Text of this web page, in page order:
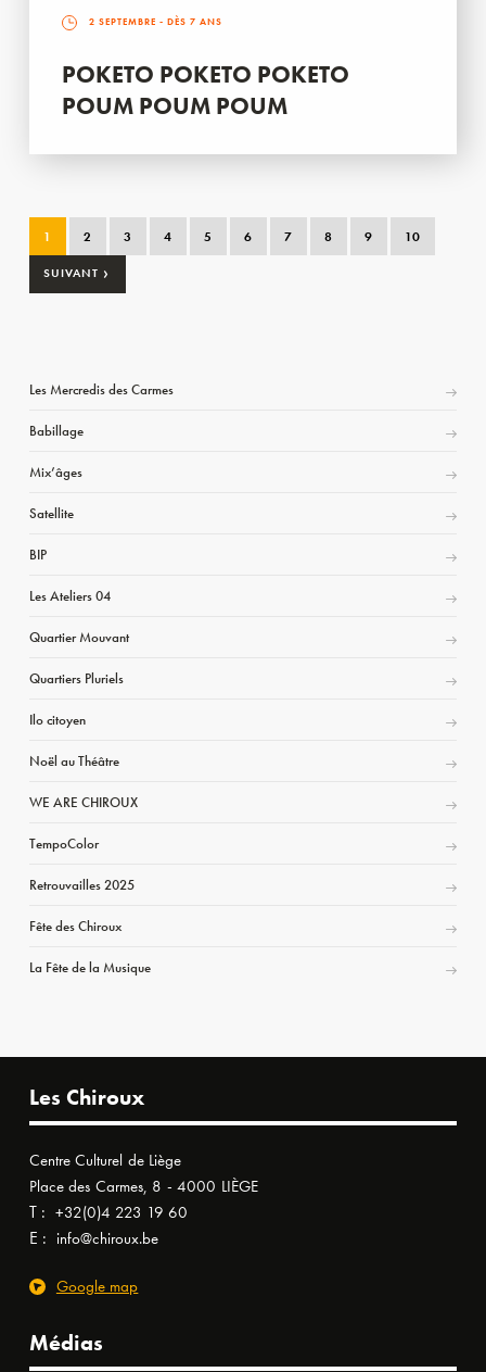
2 SEPTEMBRE - DÈS 7 ANS
POKETO POKETO POKETO
POUM POUM POUM
1 2 3 4 5 6 7 8 9 10
SUIVANT ›
Les Mercredis des Carmes
Babillage
Mix’âges
Satellite
BIP
Les Ateliers 04
Quartier Mouvant
Quartiers Pluriels
Ilo citoyen
Noël au Théâtre
WE ARE CHIROUX
TempoColor
Retrouvailles 2025
Fête des Chiroux
La Fête de la Musique
Les Chiroux
Centre Culturel de Liège
Place des Carmes, 8 - 4000 LIÈGE
T : +32(0)4 223 19 60
E : info@chiroux.be
Google map
Médias